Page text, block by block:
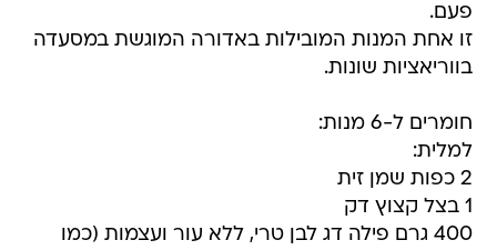
פעם.
זו אחת המנות המובילות באדורה המוגשת במסעדה
בווריאציות שונות.
חומרים ל-6 מנות:
למלית:
2 כפות שמן זית
1 בצל קצוץ דק
400 גרם פילה דג לבן טרי, ללא עור ועצמות (כמו